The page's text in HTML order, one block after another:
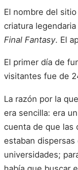
El nombre del
criatura
Final Fantasy. El
El primer día de
visitantes fue de
La razón por la
era sencilla: era
cuenta de que las
estaban
universidades;